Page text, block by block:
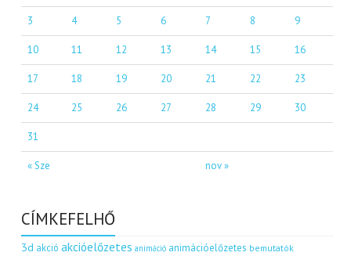
« Sze nov »
3 4 5 6 7 8 9
10 11 12 13 14 15 16
17 18 19 20 21 22 23
24 25 26 27 28 29 30
31
CÍMKEFELHŐ
3d akció akcióelőzetes animáció animációelőzetes bemutatók